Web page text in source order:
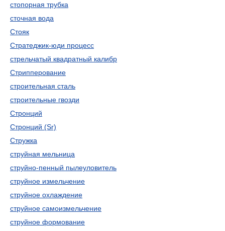
стопорная трубка
сточная вода
Стояк
Стратеджик-юди процесс
стрельчатый квадратный калибр
Стрипперование
строительная сталь
строительные гвозди
Стронций
Стронций (Sr)
Стружка
струйная мельница
струйно-пенный пылеуловитель
струйное измельчение
струйное охлаждение
струйное самоизмельчение
струйное формование